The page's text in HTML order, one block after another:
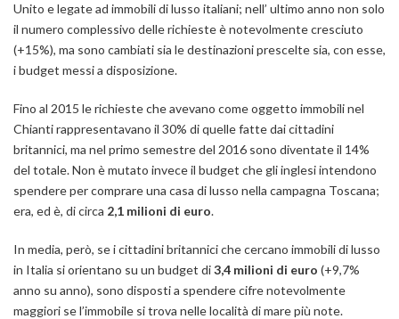
Unito e legate ad immobili di lusso italiani; nell’ ultimo anno non solo
il numero complessivo delle richieste è notevolmente cresciuto
(+15%), ma sono cambiati sia le destinazioni prescelte sia, con esse,
i budget messi a disposizione.
Fino al 2015 le richieste che avevano come oggetto immobili nel
Chianti rappresentavano il 30% di quelle fatte dai cittadini
britannici, ma nel primo semestre del 2016 sono diventate il 14%
del totale. Non è mutato invece il budget che gli inglesi intendono
spendere per comprare una casa di lusso nella campagna Toscana;
era, ed è, di circa 2,1 milioni di euro.
In media, però, se i cittadini britannici che cercano immobili di lusso
in Italia si orientano su un budget di3,4 milioni di euro (+9,7%
anno su anno), sono disposti a spendere cifre notevolmente
maggiori se l’immobile si trova nelle località di mare più note.